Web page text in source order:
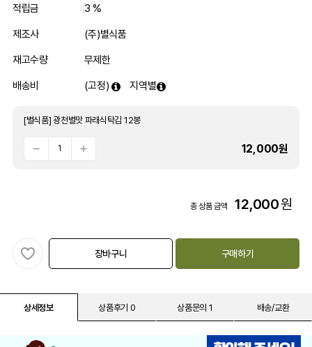
적립금 3 %
제조사 (주)별식품
재고수량 무제한
배송비 (고정) 지역별
[별식품] 광천별맛 파래식탁김 12봉
12,000원
총 상품 금액 12,000원
장바구니 구매하기
상세정보 상품후기 0 상품문의 1 배송/교환